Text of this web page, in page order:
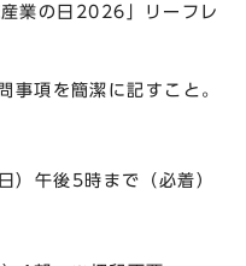
の日2026」リーフレ
を簡潔に記すこと。
後5時まで（必着）